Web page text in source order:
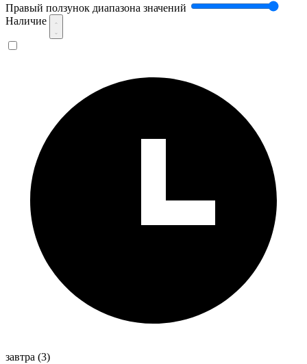
Правый ползунок диапазона значений
Наличие
завтра (3)